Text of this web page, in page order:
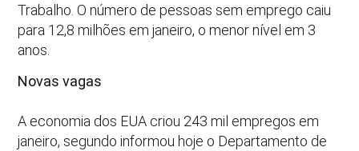
Trabalho. O número de pessoas sem emprego caiu
para 12,8 milhões em janeiro, o menor nível em 3
anos.
Novas vagas
A economia dos EUA criou 243 mil empregos em
janeiro, segundo informou hoje o Departamento de